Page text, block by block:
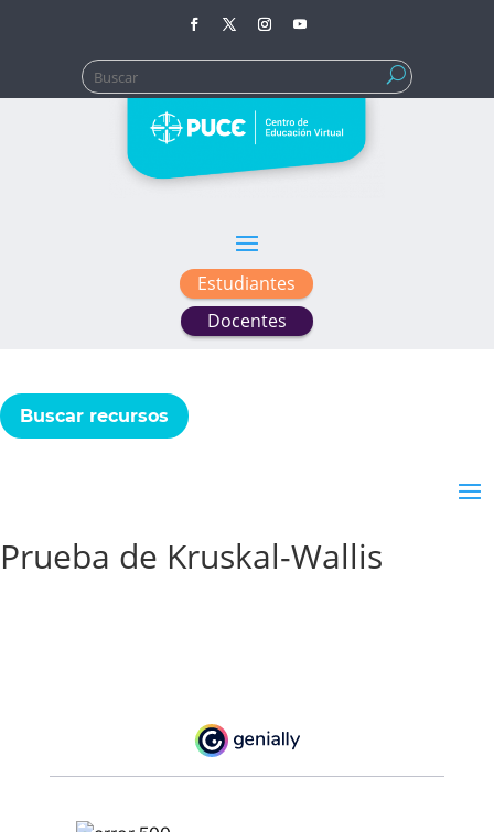
Buscar:
Estudiantes
Docentes
Buscar recursos
Prueba de Kruskal-Wallis